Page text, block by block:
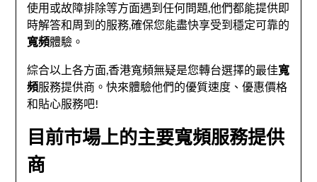
使用或故障排除等方面遇到任何問題,他們都能提供即
時解答和周到的服務,確保您能盡快享受到穩定可靠的
寬頻體驗。
綜合以上各方面,香港寬頻無疑是您轉台選擇的最佳寬
頻服務提供商。快來體驗他們的優質速度、優惠價格
和貼心服務吧!
目前市場上的主要寬頻服務提供
商